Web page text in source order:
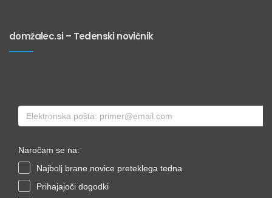
domžalec.si – Tedenski novičnik
Naročam se na:
Najbolj brane novice preteklega tedna
Prihajajoči dogodki